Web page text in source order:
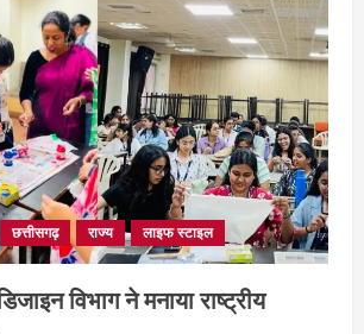
छत्तीसगढ़ राज्य लाइफ स्टाइल
विभाग ने मनाया राष्ट्रीय
छत्तीसगढ़ राज्य लाइफ स्टाइल